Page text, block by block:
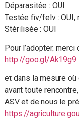
Déparasitée : OUI
Testée fiv/felv : OUI,
Stérilisée : OUI
Pour l’adopter,
http://goo.gl/Ak19g9
et dans la mesure
avant toute
ASV et de nous le
https://